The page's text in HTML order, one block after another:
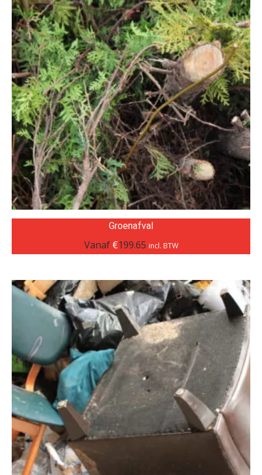
Groenafval
Vanaf €199.65 incl. BTW